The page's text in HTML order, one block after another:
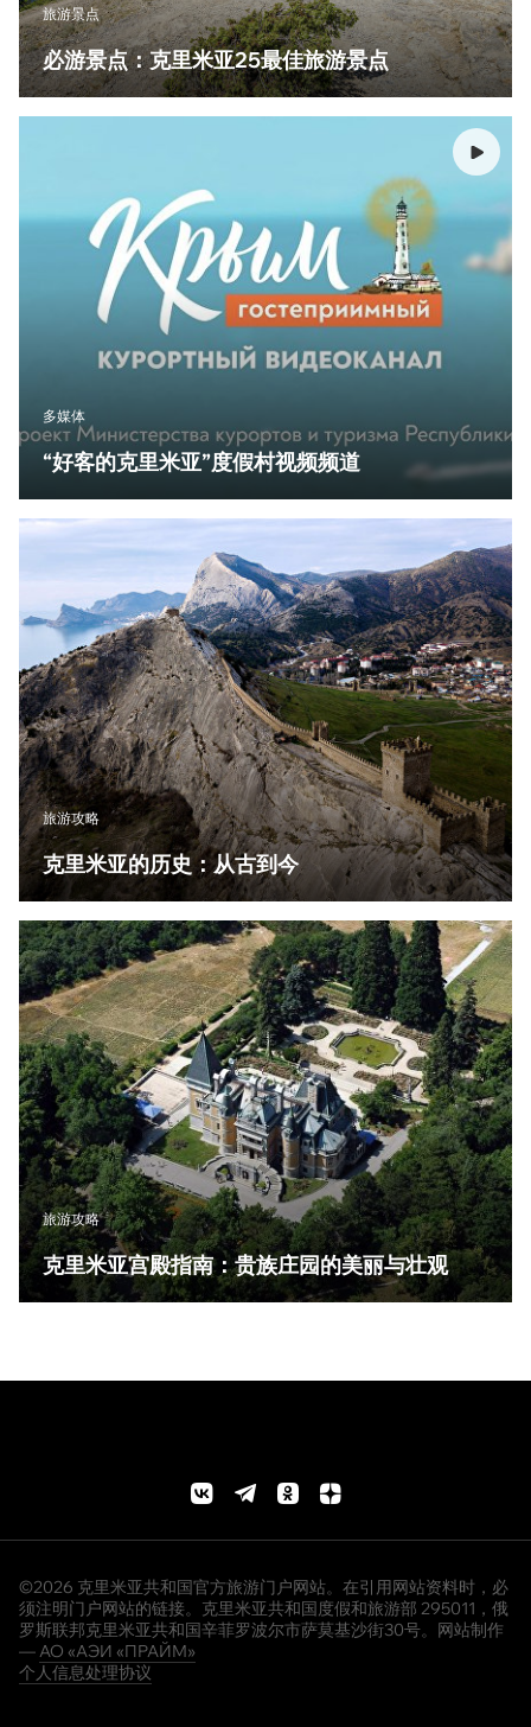
旅游景点
必游景点：克里米亚25最佳旅游景点
多媒体
“好客的克里米亚”度假村视频频道
旅游攻略
克里米亚的历史：从古到今
旅游攻略
克里米亚宫殿指南：贵族庄园的美丽与壮观
©2026 克里米亚共和国官方旅游门户网站。在引用网站资料时，必
须注明门户网站的链接。克里米亚共和国度假和旅游部 295011，俄
罗斯联邦克里米亚共和国辛菲罗波尔市萨莫基沙街30号。网站制作
—АО «АЭИ «ПРАЙМ»
个人信息处理协议